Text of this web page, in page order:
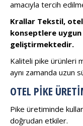
amacıyla tercih
Krallar Tekstil,
konseptlere uygun
geliştirmektedir.
Kaliteli pike ürünleri
aynı zamanda uzun
OTEL PIKE
Pike üretiminde
doğrudan etkiler.